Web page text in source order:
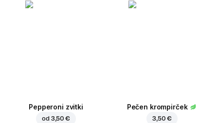
Pepperoni zvitki
od 3,50 €
Pečen krompirček
3,50 €